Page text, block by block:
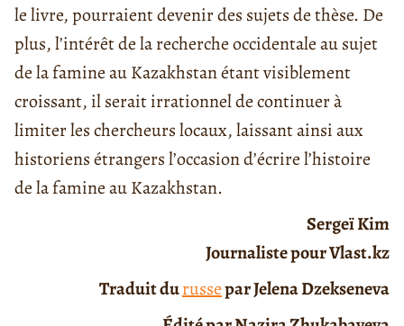
le livre, pourraient devenir des sujets de thèse. De
plus, l’intérêt de la recherche occidentale au sujet
de la famine au Kazakhstan étant visiblement
croissant, il serait irrationnel de continuer à
limiter les chercheurs locaux, laissant ainsi aux
historiens étrangers l’occasion d’écrire l’histoire
de la famine au Kazakhstan.
Sergeï Kim
Journaliste pour Vlast.kz
Traduit durussepar Jelena Dzekseneva